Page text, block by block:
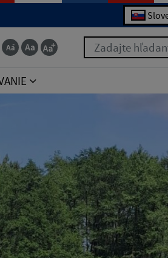
Zadajte hľadaný